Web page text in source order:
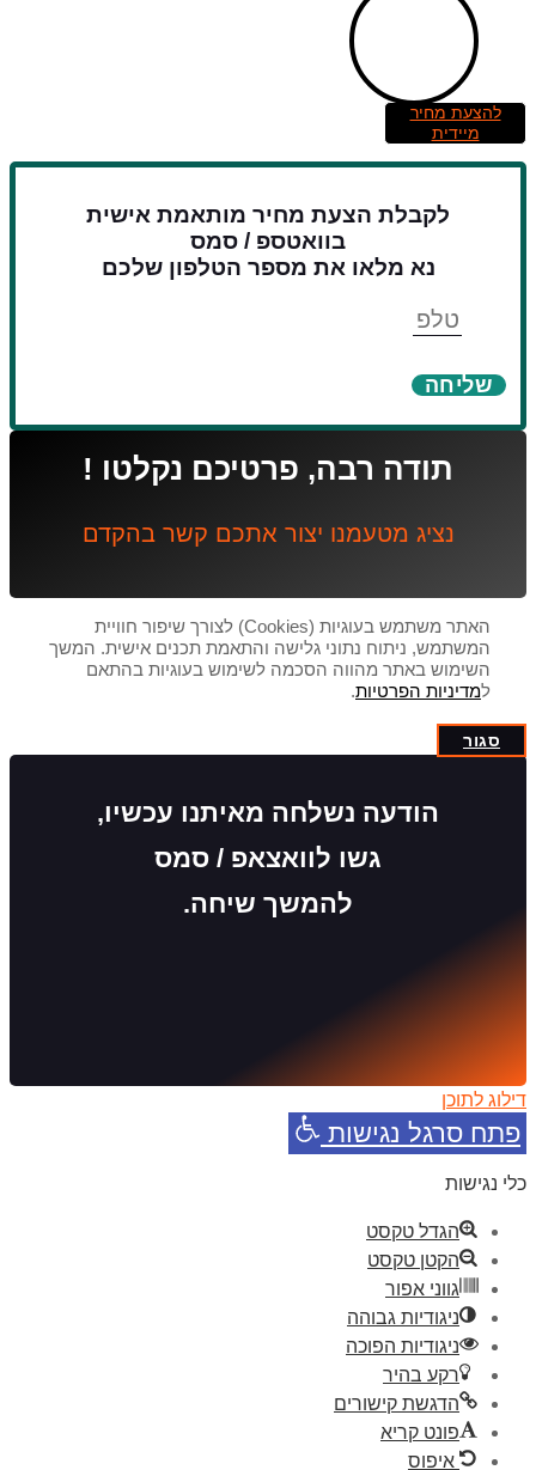
להצעת מחיר
מיידית
לקבלת הצעת מחיר מותאמת אישית
בוואטספ / סמס
נא מלאו את מספר הטלפון שלכם
שליחה
תודה רבה, פרטיכם נקלטו !
נציג מטעמנו יצור אתכם קשר בהקדם
האתר משתמש בעוגיות (Cookies) לצורך שיפור חוויית
המשתמש, ניתוח נתוני גלישה והתאמת תכנים אישית. המשך
השימוש באתר מהווה הסכמה לשימוש בעוגיות בהתאם
למדיניות הפרטיות.
סגור
הודעה נשלחה מאיתנו עכשיו,
גשו לוואצאפ / סמס
להמשך שיחה.
דילוג לתוכן
פתח סרגל נגישות
כלי נגישות
הגדל טקסט
הקטן טקסט
גווני אפור
ניגודיות גבוהה
ניגודיות הפוכה
רקע בהיר
הדגשת קישורים
פונט קריא
איפוס